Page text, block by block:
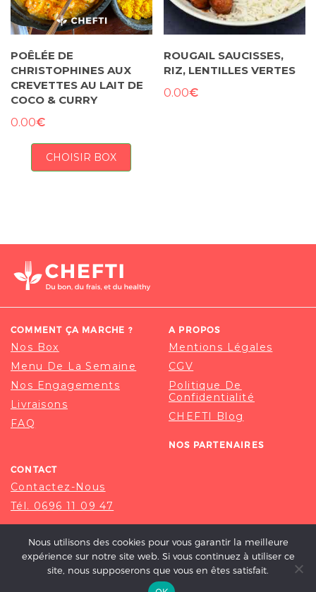
POÊLÉE DE
CHRISTOPHINES AUX
CREVETTES AU LAIT DE
COCO & CURRY
0.00€
CHOISIR BOX
ROUGAIL SAUCISSES,
RIZ, LENTILLES VERTES
0.00€
COMMENT ÇA MARCHE ?
Nos Box
Menu De La Semaine
Nos Engagements
Livraisons
FAQ
A PROPOS
Mentions Légales
CGV
Politique De
Confidentialité
CHEFTI Blog
NOS PARTENAIRES
CONTACT
Contactez-Nous
Tél. 0696 11 09 47
Nous utilisons des cookies pour vous garantir la meilleure
expérience sur notre site web. Si vous continuez à utiliser ce
site, nous supposerons que vous en êtes satisfait.